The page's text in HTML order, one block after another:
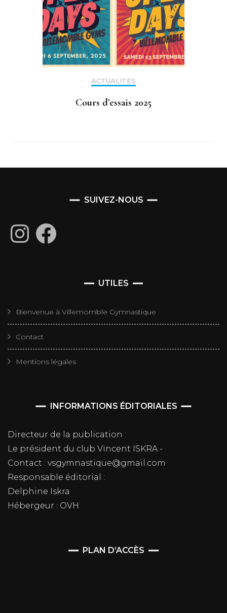
ACTUALITÉS
Cours d’essais 2025
SUIVEZ-NOUS
InstagramFacebook
UTILES
Bienvenue à Villemomble Gymnastique
Contact
Mentions légales
INFORMATIONS ÉDITORIALES
Directeur de la publication :
Le président du club Vincent ISKRA -
Contact : vsgymnastique@gmail.com
Responsable éditorial :
Delphine Iskra
Hébergeur : OVH
PLAN D’ACCÈS